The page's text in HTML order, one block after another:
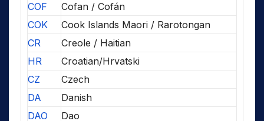
COF
Cofan / Cofán
COK
Cook Islands Maori / Rarotongan
CR
Creole / Haitian
HR
Croatian/Hrvatski
CZ
Czech
DA
Danish
DAO
Dao